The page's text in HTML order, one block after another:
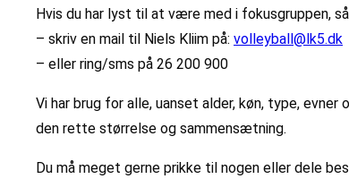
Hvis du har lyst til at være med i fokusgruppen,
– skriv en mail til Niels Kliim på: volleyball@lk5.dk
– eller ring/sms på 26 200 900
Vi har brug for alle, uanset alder, køn, type,
den rette størrelse og sammensætning.
Du må meget gerne prikke til nogen eller dele